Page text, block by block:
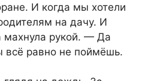
И когда мы хотели
на дачу. И
рукой. — Да
всё равно не поймёшь.